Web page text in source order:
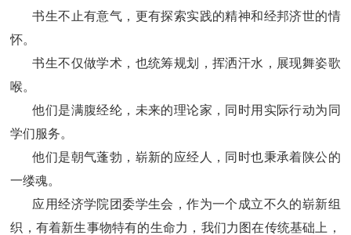
书生不止有意气，更有探索实践的精神和经邦济世的情
怀。
书生不仅做学术，也统筹规划，挥洒汗水，展现舞姿歌
喉。
他们是满腹经纶，未来的理论家，同时用实际行动为同
学们服务。
他们是朝气蓬勃，崭新的应经人，同时也秉承着陕公的
一缕魂。
应用经济学院团委学生会，作为一个成立不久的崭新组
织，有着新生事物特有的生命力，我们力图在传统基础上，